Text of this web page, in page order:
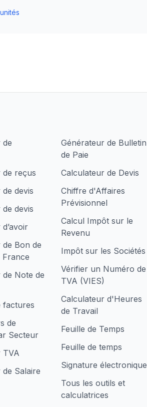
de
de reçus
devis
devis
Bon de
France
Note de
factures
de
Secteur
TVA
Salaire
Générateur de Bulletin
de Paie
Calculateur de Devis
Chiffre d'Affaires
Prévisionnel
Calcul Impôt sur le
Revenu
Impôt sur les Sociétés
Vérifier un Numéro de
TVA (VIES)
Calculateur d'Heures
de Travail
Feuille de Temps
Feuille de temps
Signature électronique
Tous les outils et
calculatrices